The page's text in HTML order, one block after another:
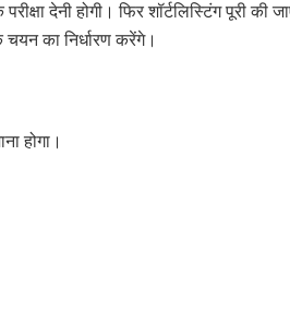
देनी होगी। फिर शॉर्टलिस्टिंग पूरी की
का निर्धारण करेंगे।
होगा।